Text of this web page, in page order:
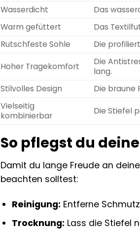
Wasserdicht
Das
Warm gefüttert
Das
Rutschfeste Sohle
Die
Hoher Tragekomfort
Die
lang.
Stilvolles Design
Die braune
Vielseitig
kombinierbar
Die Stiefel
So pflegst du
Damit du lange Freude an
beachten solltest:
Reinigung: Entferne
Trocknung: Lass die Stiefel